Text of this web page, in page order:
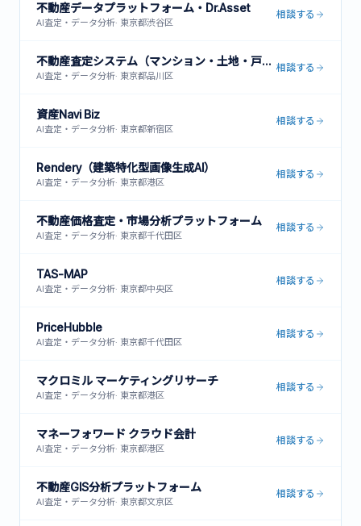
不動産データプラットフォーム・Dr.Asset
AI査定・データ分析· 東京都渋谷区
相談する
不動産査定システム（マンション・土地・戸建対応）
AI査定・データ分析· 東京都品川区
相談する
資産Navi Biz
AI査定・データ分析· 東京都新宿区
相談する
Rendery（建築特化型画像生成AI）
AI査定・データ分析· 東京都港区
相談する
不動産価格査定・市場分析プラットフォーム
AI査定・データ分析· 東京都千代田区
相談する
TAS-MAP
AI査定・データ分析· 東京都中央区
相談する
PriceHubble
AI査定・データ分析· 東京都千代田区
相談する
マクロミル マーケティングリサーチ
AI査定・データ分析· 東京都港区
相談する
マネーフォワード クラウド会計
AI査定・データ分析· 東京都港区
相談する
不動産GIS分析プラットフォーム
AI査定・データ分析· 東京都文京区
相談する